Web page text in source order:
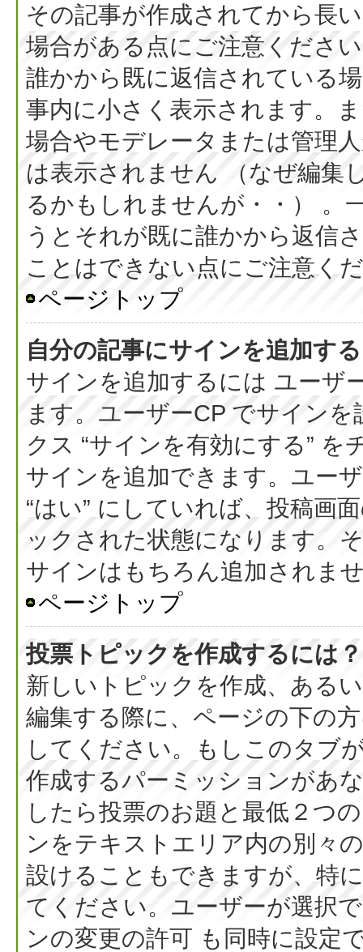
その記事が作成されてから長
場合がある点にご注意くださ
誰かから既に返信されている
事内に小さく表示されます。
場合やモデレータまたは管理
は表示されません （なぜ編集
るかもしれませんが・・） 。
うとそれが既に誰かから返信
ことはできない点にご注意く
ページトップ
自分の記事にサインを追加す
サインを追加するには ユーザ
ます。ユーザーCP でサイン
クス “サインを有効にする”
サインを追加できます。ユー
“はい” にしていれば、投稿画
ックされた状態になります。
サインはもちろん追加されま
ページトップ
投票トピックを作成するには？
新しいトピックを作成、ある
編集する際に、ページの下の
してください。もしこのタブ
作成するパーミッションがあ
したら投票のお題と最低２つ
ンをテキストエリア内の別々
設けることもできますが、特
てください。ユーザーが選択
ンの変更の許可 も同時に設定